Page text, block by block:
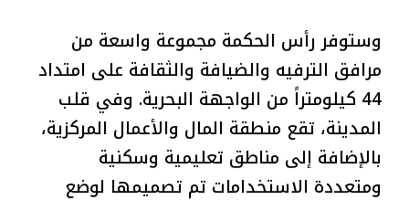
وستوفر رأس الحكمة مجموعة واسعة من
مرافق الترفيه والضيافة والثقافة على امتداد
44 كيلومتراً من الواجهة البحرية. وفي قلب
المدينة، تقع منطقة المال والأعمال المركزية،
بالإضافة إلى مناطق تعليمية وسكنية
ومتعددة الاستخدامات تم تصميمها لوضع